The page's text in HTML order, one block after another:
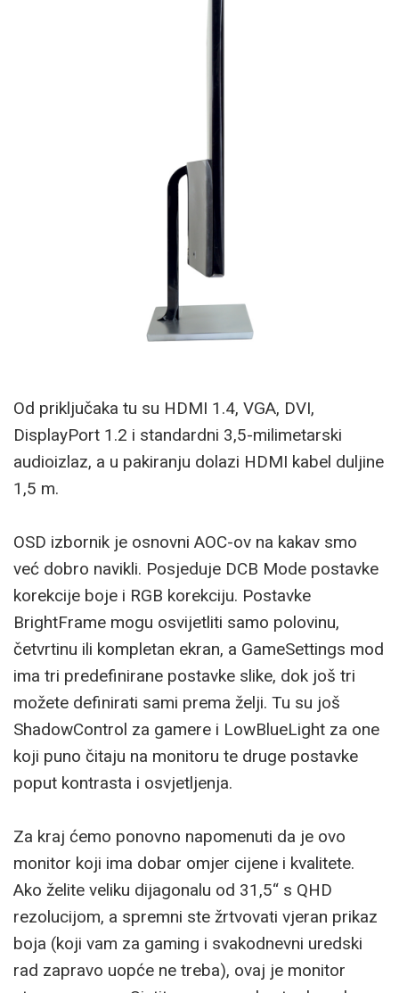
Od priključaka tu su HDMI 1.4, VGA, DVI,
DisplayPort 1.2 i standardni 3,5-milimetarski
audioizlaz, a u pakiranju dolazi HDMI kabel duljine
1,5 m.
OSD izbornik je osnovni AOC-ov na kakav smo
već dobro navikli. Posjeduje DCB Mode postavke
korekcije boje i RGB korekciju. Postavke
BrightFrame mogu osvijetliti samo polovinu,
četvrtinu ili kompletan ekran, a GameSettings mod
ima tri predefinirane postavke slike, dok još tri
možete definirati sami prema želji. Tu su još
ShadowControl za gamere i LowBlueLight za one
koji puno čitaju na monitoru te druge postavke
poput kontrasta i osvjetljenja.
Za kraj ćemo ponovno napomenuti da je ovo
monitor koji ima dobar omjer cijene i kvalitete.
Ako želite veliku dijagonalu od 31,5“ s QHD
rezolucijom, a spremni ste žrtvovati vjeran prikaz
boja (koji vam za gaming i svakodnevni uredski
rad zapravo uopće ne treba), ovaj je monitor